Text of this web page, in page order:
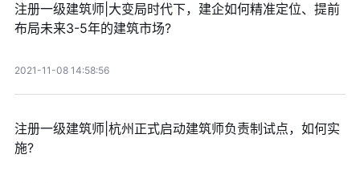
注册一级建筑师|大变局时代下，建企如何精准定位、提前
布局未来3-5年的建筑市场?
2021-11-08 14:58:56
注册一级建筑师|杭州正式启动建筑师负责制试点，如何实
施?